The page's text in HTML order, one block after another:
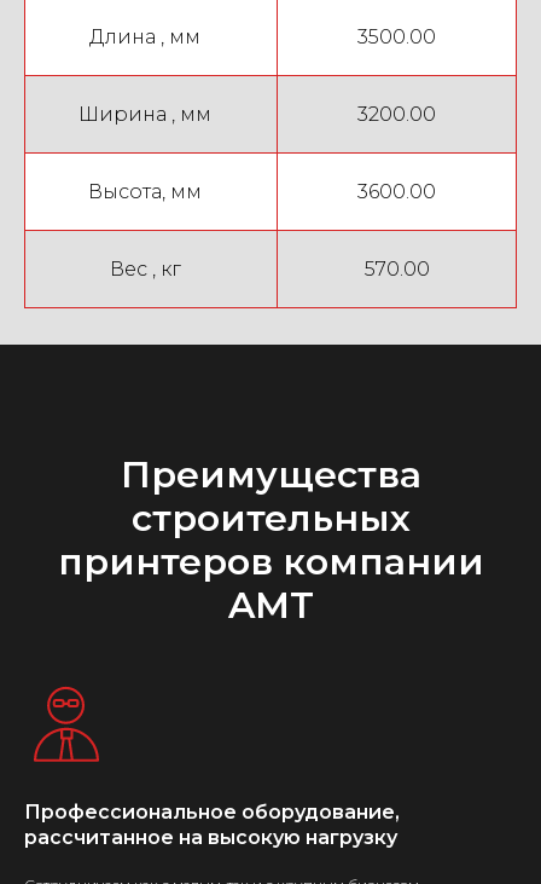
Длина , мм 3500.00
Ширина , мм 3200.00
Высота, мм 3600.00
Вес , кг 570.00
Преимущества
строительных
принтеров компании
AMT
Профессиональное оборудование,
рассчитанное на высокую нагрузку